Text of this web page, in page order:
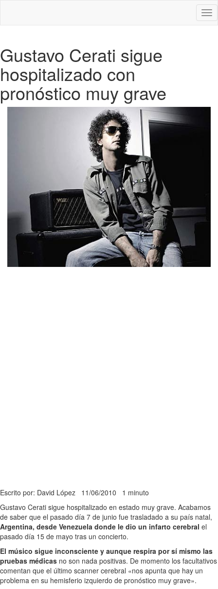
Gustavo Cerati sigue
hospitalizado con
pronóstico muy grave
Escrito por: David López 11/06/2010 1 minuto
Gustavo Cerati sigue hospitalizado en estado muy grave. Acabamos
de saber que el pasado día 7 de junio fue trasladado a su país natal,
Argentina, desde Venezuela donde le dio un infarto cerebral el
pasado día 15 de mayo tras un concierto.
El músico sigue inconsciente y aunque respira por sí mismo las
pruebas médicas no son nada positivas. De momento los facultativos
comentan que el último scanner cerebral «nos apunta que hay un
problema en su hemisferio izquierdo de pronóstico muy grave».